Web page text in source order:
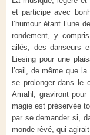
et participe avec
l’humour étant l’une
rondement, y
ailés, des danseurs
Liesing pour une
l’œil, de même que la
se prolonger dans le
Amahl, graviront
magie est préservée
par se demander si,
monde rêvé, qui